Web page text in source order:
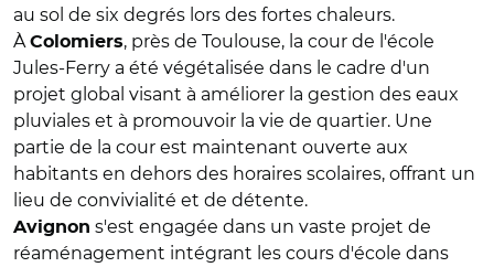
au sol de six degrés lors des fortes chaleurs.
À Colomiers, près de Toulouse, la cour de l'école
Jules-Ferry a été végétalisée dans le cadre d'un
projet global visant à améliorer la gestion des eaux
pluviales et à promouvoir la vie de quartier. Une
partie de la cour est maintenant ouverte aux
habitants en dehors des horaires scolaires, offrant un
lieu de convivialité et de détente.
Avignon s'est engagée dans un vaste projet de
réaménagement intégrant les cours d'école dans